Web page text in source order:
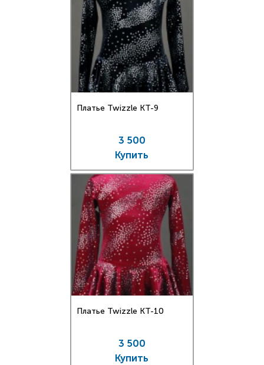
Платье Twizzle КT-9
3 500
Купить
Платье Twizzle КT-10
3 500
Купить